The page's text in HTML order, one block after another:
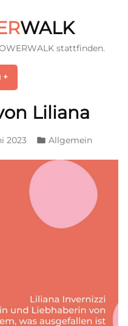
WALK
stattfinden.
+expanded
collapsed
Liliana
2023
Posted
Allgemein